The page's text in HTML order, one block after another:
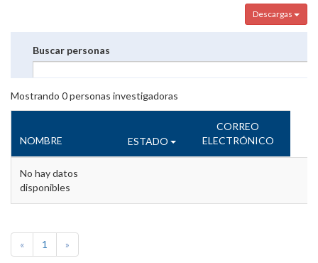
Descargas
Buscar personas
Mostrando 0personas investigadoras
NOMBRE ESTADO
CORREO
ELECTRÓNICO
No hay datos
disponibles
« 1 »